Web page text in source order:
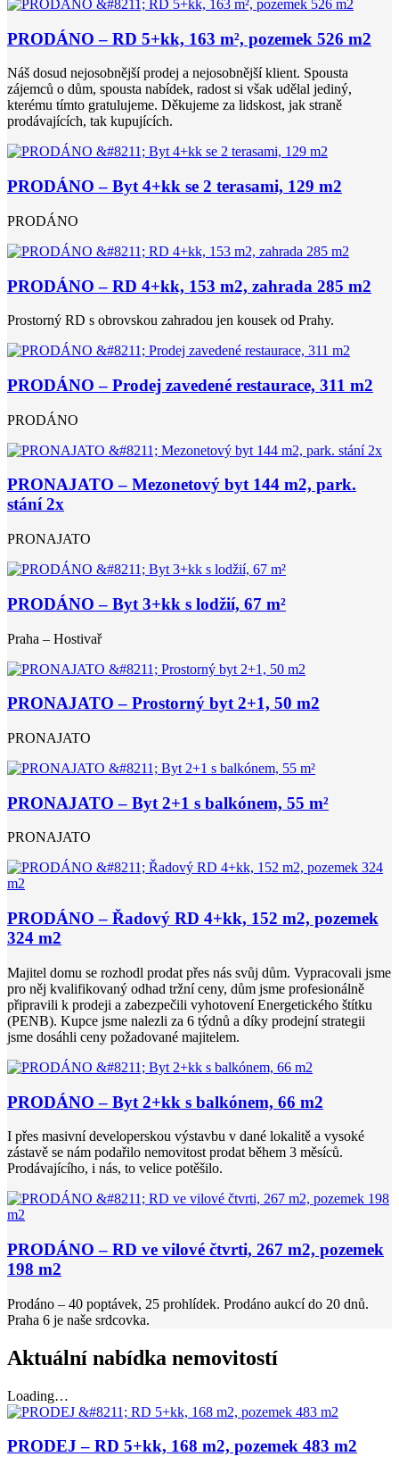
PRODÁNO – RD 5+kk, 163 m², pozemek 526 m2
Náš dosud nejosobnější prodej a nejosobnější klient. Spousta
zájemců o dům, spousta nabídek, radost si však udělal jediný,
kterému tímto gratulujeme. Děkujeme za lidskost, jak straně
prodávajících, tak kupujících.
PRODÁNO – Byt 4+kk se 2 terasami, 129 m2
PRODÁNO
PRODÁNO – RD 4+kk, 153 m2, zahrada 285 m2
Prostorný RD s obrovskou zahradou jen kousek od Prahy.
PRODÁNO – Prodej zavedené restaurace, 311 m2
PRODÁNO
PRONAJATO – Mezonetový byt 144 m2, park.
stání 2x
PRONAJATO
PRODÁNO – Byt 3+kk s lodžií, 67 m²
Praha – Hostivař
PRONAJATO – Prostorný byt 2+1, 50 m2
PRONAJATO
PRONAJATO – Byt 2+1 s balkónem, 55 m²
PRONAJATO
PRODÁNO – Řadový RD 4+kk, 152 m2, pozemek
324 m2
Majitel domu se rozhodl prodat přes nás svůj dům. Vypracovali jsme
pro něj kvalifikovaný odhad tržní ceny, dům jsme profesionálně
připravili k prodeji a zabezpečili vyhotovení Energetického štítku
(PENB). Kupce jsme nalezli za 6 týdnů a díky prodejní strategii
jsme dosáhli ceny požadované majitelem.
PRODÁNO – Byt 2+kk s balkónem, 66 m2
I přes masivní developerskou výstavbu v dané lokalitě a vysoké
zástavě se nám podařilo nemovitost prodat během 3 měsíců.
Prodávajícího, i nás, to velice potěšilo.
PRODÁNO – RD ve vilové čtvrti, 267 m2, pozemek
198 m2
Prodáno – 40 poptávek, 25 prohlídek. Prodáno aukcí do 20 dnů.
Praha 6 je naše srdcovka.
Aktuální nabídka nemovitostí
Loading…
PRODEJ – RD 5+kk, 168 m2, pozemek 483 m2